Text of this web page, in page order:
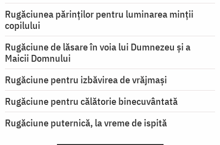
Rugăciunea părinților pentru luminarea minţii
copilului
Rugăciune de lăsare în voia lui Dumnezeu şi a
Maicii Domnului
Rugăciune pentru izbăvirea de vrăjmași
Rugăciune pentru călătorie binecuvântată
Rugăciune puternică, la vreme de ispită